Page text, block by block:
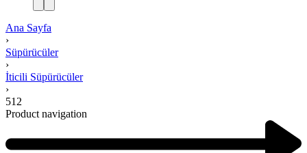
Ana Sayfa
›
Süpürücüler
›
İticili Süpürücüler
›
512
Product navigation